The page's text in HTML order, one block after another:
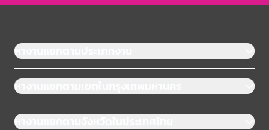
หางานแยกตามประเภทงาน
หางานแยกตามเขตในกรุงเทพมหานคร
หางานแยกตามจังหวัดในประเทศไทย